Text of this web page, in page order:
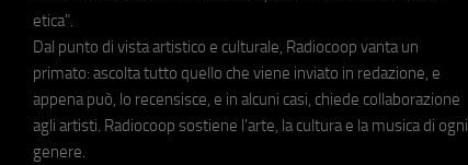
etica".
Dal punto di vista artistico e culturale, Radiocoop vanta un
primato: ascolta tutto quello che viene inviato in redazione, e
appena può, lo recensisce, e in alcuni casi, chiede collaborazione
agli artisti. Radiocoop sostiene l'arte, la cultura e la musica di ogni
genere.